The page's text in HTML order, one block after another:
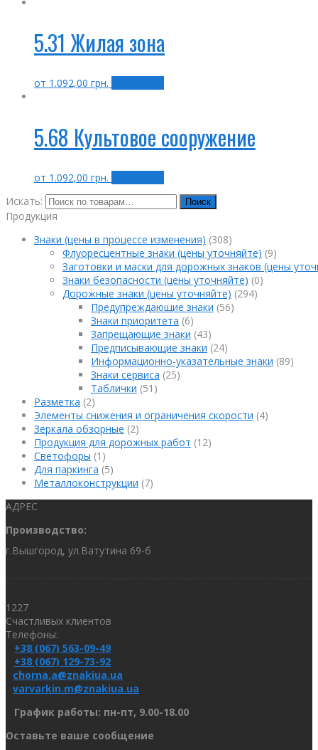
5.31 Жилая зона
от 1.092,00 грн.
5.68 Культовое сооружение
от 1.092,00 грн.
Искать:
Поиск
Продукция
Знаки (цены в процессе изменения) (308)
Флуоресцентные знаки (цены уточняйте) (9)
Заготовки и маски для дорожных знаков (цены
Знаки безопасности (цены уточняйте) (0)
Дорожные знаки (цены уточняйте) (294)
Предупреждающие знаки (56)
Знаки приоритета (6)
Запрещающие знаки (43)
Предписывающие знаки (24)
Информационно-указательные знаки (89)
Знаки сервиса (25)
Таблички (51)
Разметка (2)
Элементы снижения и ограничения скорости (4)
Зеркала обзорные (2)
Продукция для дорожных работ (12)
Светофоры (1)
Для паркинга (5)
Металлоконструкции (7)
АДРЕС
Производство:
г.Вышгород, ул.Ватутина 69-б
1227
Счастливых клиентов
Телефоны:
+38 (067) 563-09-49
+38 (067) 129-73-92
chorna.a@znakiua.ua
varvarkin.m@znakiua.ua
График работы: пн-пт, 9.00-18.00
Оставьте ваше сообщение